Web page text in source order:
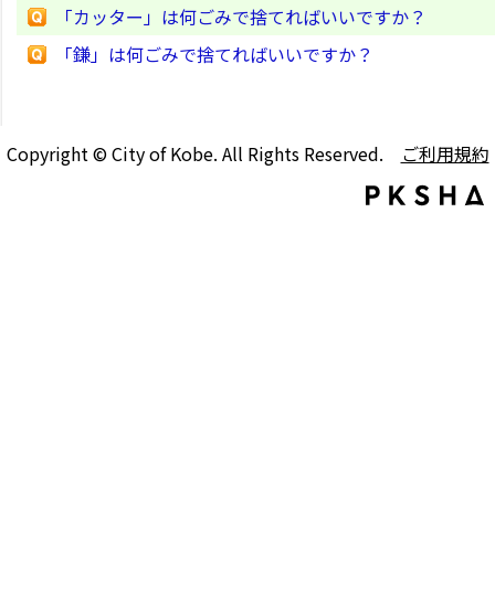
「カッター」は何ごみで捨てればいいですか？
「鎌」は何ごみで捨てればいいですか？
Copyright © City of Kobe. All Rights Reserved. ご利用規約